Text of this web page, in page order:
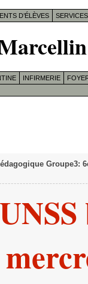
D’ÉLÈVES
INFIRMERIE
Groupe3: